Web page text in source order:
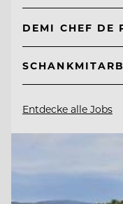
DEMI CHEF DE
Entdecke alle Jobs